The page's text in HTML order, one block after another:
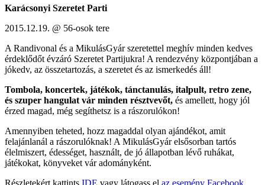
Karácsonyi Szeretet Parti
2015.12.19. @ 56-osok tere
A Randivonal és a MikulásGyár szeretettel meghív minden kedves
érdeklődőt évzáró Szeretet Partijukra! A rendezvény központjában a
jókedv, az összetartozás, a szeretet és az ismerkedés áll!
Tombola, koncertek, játékok, tánctanulás, italpult, retro zene,
és szuper hangulat vár minden résztvevőt, és amellett, hogy jól
érzed magad, még segíthetsz is a rászorulókon!
Amennyiben teheted, hozz magaddal olyan ajándékot, amit
felajánlanál a rászorulóknak! A MikulásGyár elsősorban tartós
élelmiszert, édességet, használt, de jó állapotban lévő ruhákat,
játékokat, könyveket vár adományként.
Részletekért kattints IDE vagy látogass el az esemény Facebook